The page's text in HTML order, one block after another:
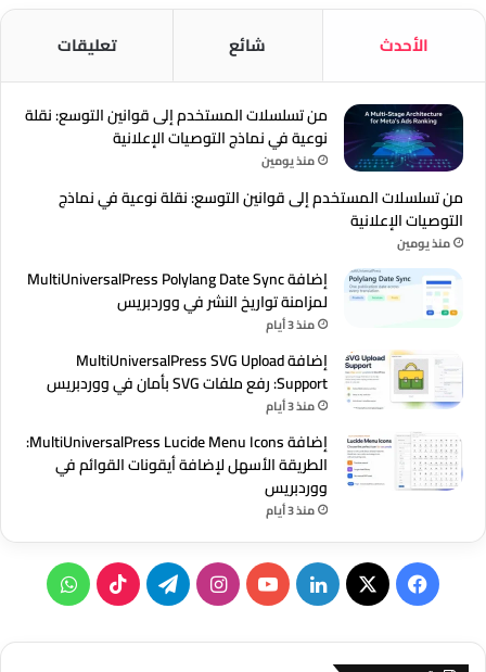
الأحدث شائع تعليقات
من تسلسلات المستخدم إلى قوانين التوسع: نقلة
نوعية في نماذج التوصيات الإعلانية
منذ يومين
من تسلسلات المستخدم إلى قوانين التوسع: نقلة نوعية في نماذج
التوصيات الإعلانية
منذ يومين
إضافة MultiUniversalPress Polylang Date Sync
لمزامنة تواريخ النشر في ووردبريس
منذ 3 أيام
إضافة MultiUniversalPress SVG Upload
Support: رفع ملفات SVG بأمان في ووردبريس
منذ 3 أيام
إضافة MultiUniversalPress Lucide Menu Icons:
الطريقة الأسهل لإضافة أيقونات القوائم في
ووردبريس
منذ 3 أيام
فيسبوك
‫X لينكدإن‫YouTubeانستقرامتيلقرام‫TikTok